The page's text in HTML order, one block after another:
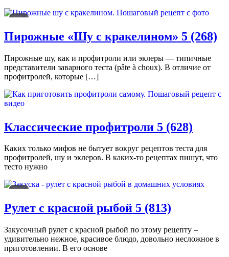
Пирожные «Шу с кракелином» 5 (268)
Пирожные шу, как и профитроли или эклеры — типичные
представители заварного теста (pâte à choux). В отличие от
профитролей, которые […]
Классические профитроли 5 (628)
Каких только мифов не бытует вокруг рецептов теста для
профитролей, шу и эклеров. В каких-то рецептах пишут, что
тесто нужно
Рулет с красной рыбой 5 (813)
Закусочный рулет с красной рыбой по этому рецепту –
удивительно нежное, красивое блюдо, довольно несложное в
приготовлении. В его основе